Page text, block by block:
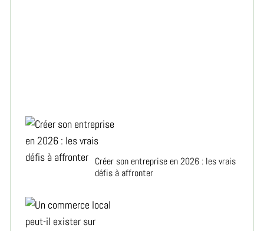
Créer son entreprise en 2026 : les vrais
défis à affronter